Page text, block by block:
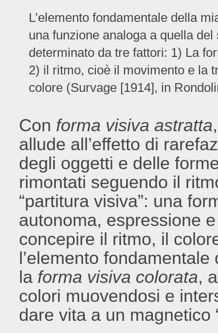
L’elemento fondamentale della
una funzione analoga a quella
determinato da tre fattori: 1) La
2) il ritmo, cioè il movimento e la
colore (Survage [1914], in
Con forma visiva astratta
allude all’effetto di
degli oggetti e delle
rimontati seguendo il
“partitura visiva”: una
autonoma, espressione
concepire il ritmo, il
l’elemento
la forma visiva colorata,
colori muovendosi e
dare vita a un magnetico